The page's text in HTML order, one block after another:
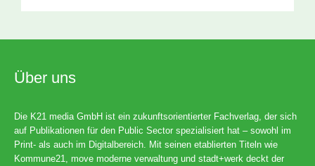
Über uns
Die K21 media GmbH ist ein zukunftsorientierter Fachverlag, der sich
auf Publikationen für den Public Sector spezialisiert hat – sowohl im
Print- als auch im Digitalbereich. Mit seinen etablierten Titeln wie
Kommune21, move moderne verwaltung und stadt+werk deckt der